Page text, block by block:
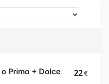
Primo + Dolce 22€